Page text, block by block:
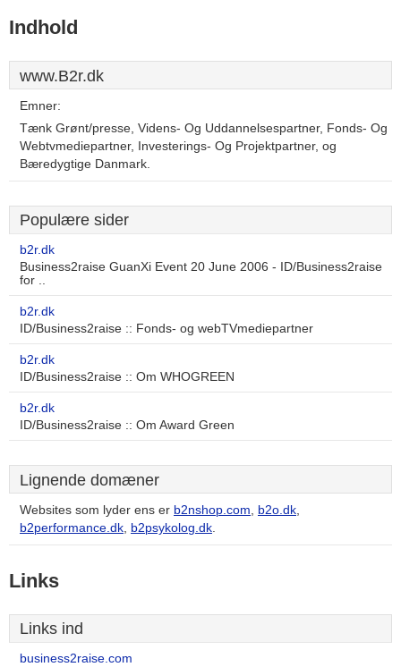
Indhold
www.B2r.dk
Emner:
Tænk Grønt/presse, Videns- Og Uddannelsespartner, Fonds- Og
Webtvmediepartner, Investerings- Og Projektpartner, og
Bæredygtige Danmark.
Populære sider
b2r.dk
Business2raise GuanXi Event 20 June 2006 - ID/Business2raise
for ..
b2r.dk
ID/Business2raise :: Fonds- og webTVmediepartner
b2r.dk
ID/Business2raise :: Om WHOGREEN
b2r.dk
ID/Business2raise :: Om Award Green
Lignende domæner
Websites som lyder ens er b2nshop.com, b2o.dk,
b2performance.dk, b2psykolog.dk.
Links
Links ind
business2raise.com